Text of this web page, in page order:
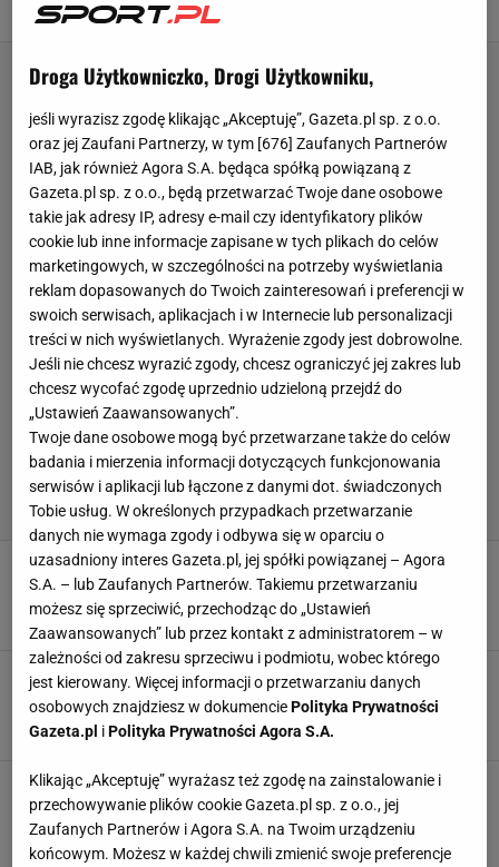
Szymon Mańkowski,
GKS będzie potrzebował cudu w rewanżu!
Rywale nie pozostawili złudzeń
Szymon Mańkowski,6 SIERPNIA 2026, 21:58
Słaby wieczór polskich drużyn w Europie. Nie
zawiodła tylko Jagiellonia [ZAPIS RELACJI]
Bartosz Królikowski,6 SIERPNIA 2026, 17:26
O której dziś mecz Hapoel - GKS Katowice w
LK? Gdzie oglądać? [TRANSMISJA]
Piotr Więcławek,6 SIERPNIA 2026, 13:26
Droga Użytkowniczko, Drogi Użytkowniku,
jeśli wyrazisz zgodę klikając „Akceptuję”, Gazeta.pl sp. z o.o.
oraz jej Zaufani Partnerzy, w tym [676] Zaufanych Partnerów
IAB, jak również Agora S.A. będąca spółką powiązaną z
Gazeta.pl sp. z o.o., będą przetwarzać Twoje dane osobowe
takie jak adresy IP, adresy e-mail czy identyfikatory plików
cookie lub inne informacje zapisane w tych plikach do celów
marketingowych, w szczególności na potrzeby wyświetlania
reklam dopasowanych do Twoich zainteresowań i preferencji w
swoich serwisach, aplikacjach i w Internecie lub personalizacji
treści w nich wyświetlanych. Wyrażenie zgody jest dobrowolne.
Jeśli nie chcesz wyrazić zgody, chcesz ograniczyć jej zakres lub
chcesz wycofać zgodę uprzednio udzieloną przejdź do
„Ustawień Zaawansowanych”.
Twoje dane osobowe mogą być przetwarzane także do celów
badania i mierzenia informacji dotyczących funkcjonowania
serwisów i aplikacji lub łączone z danymi dot. świadczonych
Tobie usług. W określonych przypadkach przetwarzanie
danych nie wymaga zgody i odbywa się w oparciu o
uzasadniony interes Gazeta.pl, jej spółki powiązanej – Agora
S.A. – lub Zaufanych Partnerów. Takiemu przetwarzaniu
możesz się sprzeciwić, przechodząc do „Ustawień
Zaawansowanych” lub przez kontakt z administratorem – w
zależności od zakresu sprzeciwu i podmiotu, wobec którego
jest kierowany. Więcej informacji o przetwarzaniu danych
osobowych znajdziesz w dokumenciePolityka Prywatności
Gazeta.pl iPolityka Prywatności Agora S.A.
Klikając „Akceptuję” wyrażasz też zgodę na zainstalowanie i
przechowywanie plików cookie Gazeta.pl sp. z o.o., jej
Zaufanych Partnerów i Agora S.A. na Twoim urządzeniu
końcowym. Możesz w każdej chwili zmienić swoje preferencje